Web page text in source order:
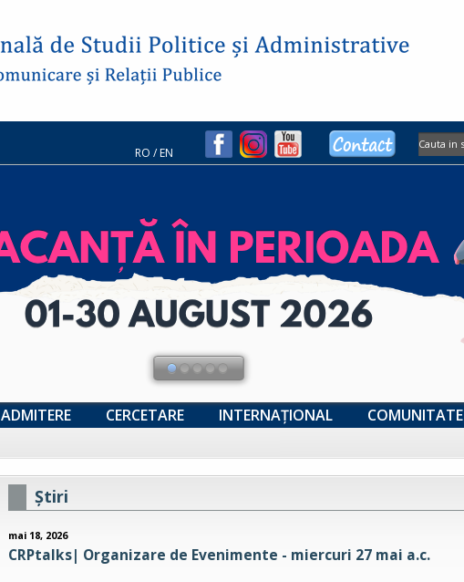
RO /EN
ADMITERE CERCETARE INTERNAȚIONAL COMUNITATE
Ştiri
mai 18, 2026
CRPtalks| Organizare de Evenimente - miercuri 27 mai a.c.